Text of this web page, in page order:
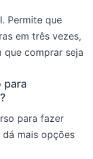
Permite que
em três vezes,
que comprar seja
para
para fazer
dá mais opções